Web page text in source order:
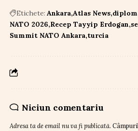
Etichete: Ankara Atlas News
NATO 2026 Recep Tayyip Erdogan
Summit NATO Ankara turcia
Niciun comentariu
Adresa ta de email nu va fi publicată.